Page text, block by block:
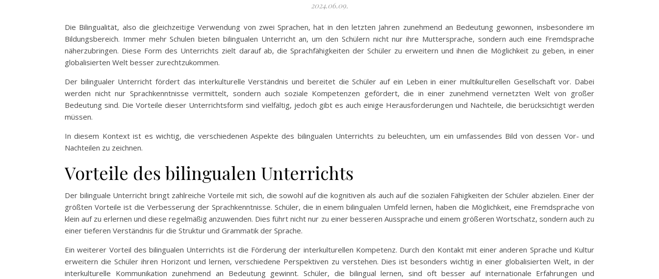
2024.06.09.
Die Bilingualität, also die gleichzeitige Verwendung von zwei Sprachen, hat in den letzten Jahren zunehmend an Bedeutung gewonnen, insbesondere im
Bildungsbereich. Immer mehr Schulen bieten bilingualen Unterricht an, um den Schülern nicht nur ihre Muttersprache, sondern auch eine Fremdsprache
näherzubringen. Diese Form des Unterrichts zielt darauf ab, die Sprachfähigkeiten der Schüler zu erweitern und ihnen die Möglichkeit zu geben, in einer
globalisierten Welt besser zurechtzukommen.
Der bilingualer Unterricht fördert das interkulturelle Verständnis und bereitet die Schüler auf ein Leben in einer multikulturellen Gesellschaft vor. Dabei
werden nicht nur Sprachkenntnisse vermittelt, sondern auch soziale Kompetenzen gefördert, die in einer zunehmend vernetzten Welt von großer
Bedeutung sind. Die Vorteile dieser Unterrichtsform sind vielfältig, jedoch gibt es auch einige Herausforderungen und Nachteile, die berücksichtigt werden
müssen.
In diesem Kontext ist es wichtig, die verschiedenen Aspekte des bilingualen Unterrichts zu beleuchten, um ein umfassendes Bild von dessen Vor- und
Nachteilen zu zeichnen.
Vorteile des bilingualen Unterrichts
Der bilinguale Unterricht bringt zahlreiche Vorteile mit sich, die sowohl auf die kognitiven als auch auf die sozialen Fähigkeiten der Schüler abzielen. Einer der
größten Vorteile ist die Verbesserung der Sprachkenntnisse. Schüler, die in einem bilingualen Umfeld lernen, haben die Möglichkeit, eine Fremdsprache von
klein auf zu erlernen und diese regelmäßig anzuwenden. Dies führt nicht nur zu einer besseren Aussprache und einem größeren Wortschatz, sondern auch zu
einer tieferen Verständnis für die Struktur und Grammatik der Sprache.
Ein weiterer Vorteil des bilingualen Unterrichts ist die Förderung der interkulturellen Kompetenz. Durch den Kontakt mit einer anderen Sprache und Kultur
erweitern die Schüler ihren Horizont und lernen, verschiedene Perspektiven zu verstehen. Dies ist besonders wichtig in einer globalisierten Welt, in der
interkulturelle Kommunikation zunehmend an Bedeutung gewinnt. Schüler, die bilingual lernen, sind oft besser auf internationale Erfahrungen und